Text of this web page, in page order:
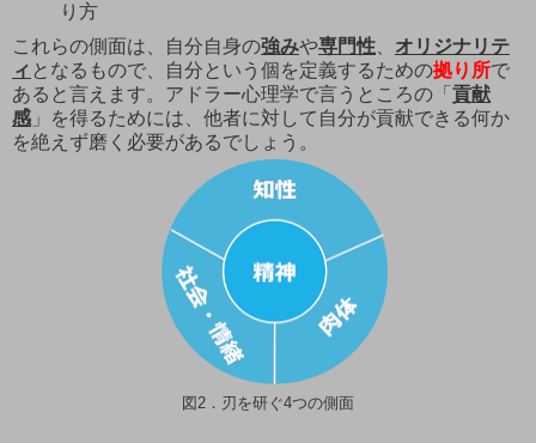
り方
これらの側面は、自分自身の強みや専門性
オリジナリテ
ィ となるもので、自分という個を定義するための拠り所で
あると言えます。アドラー心理学で言うところの「 貢献
感 」を得るためには、他者に対して自分が貢献できる何か
を絶えず磨く必要があるでしょう。
図2．刃を研ぐ4つの側面